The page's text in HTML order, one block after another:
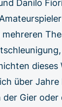
Danilo
dieses
über
Gier